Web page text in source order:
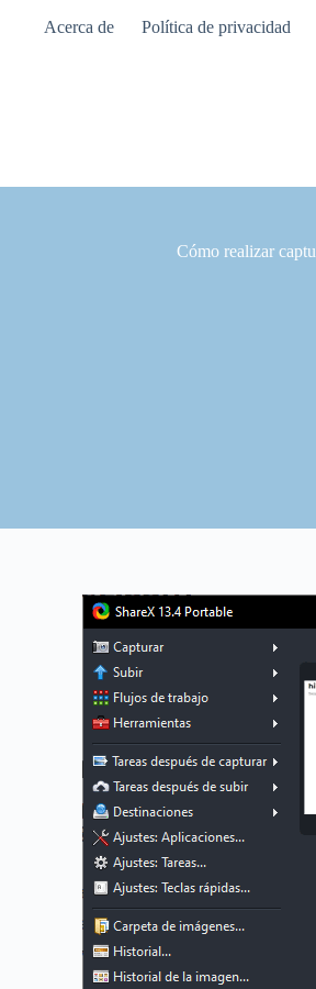
Acerca de Política de privacidad
Cómo realizar